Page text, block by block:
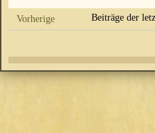
Vorherige Beiträge der